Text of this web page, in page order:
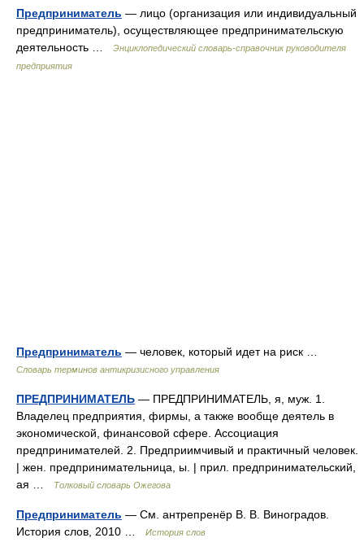
Предприниматель — лицо (организация или индивидуальный
предприниматель), осуществляющее предпринимательскую
деятельность …
Энциклопедический словарь-справочник руководителя
предприятия
Предприниматель — человек, который идет на риск …
Словарь терминов антикризисного управления
ПРЕДПРИНИМАТЕЛЬ — ПРЕДПРИНИМАТЕЛЬ, я, муж. 1.
Владелец предприятия, фирмы, а также вообще деятель в
экономической, финансовой сфере. Ассоциация
предпринимателей. 2. Предприимчивый и практичный человек.
| жен. предпринимательница, ы. | прил. предпринимательский,
ая …
Толковый словарь Ожегова
Предприниматель — См. антрепренёр В. В. Виноградов.
История слов, 2010 …
История слов